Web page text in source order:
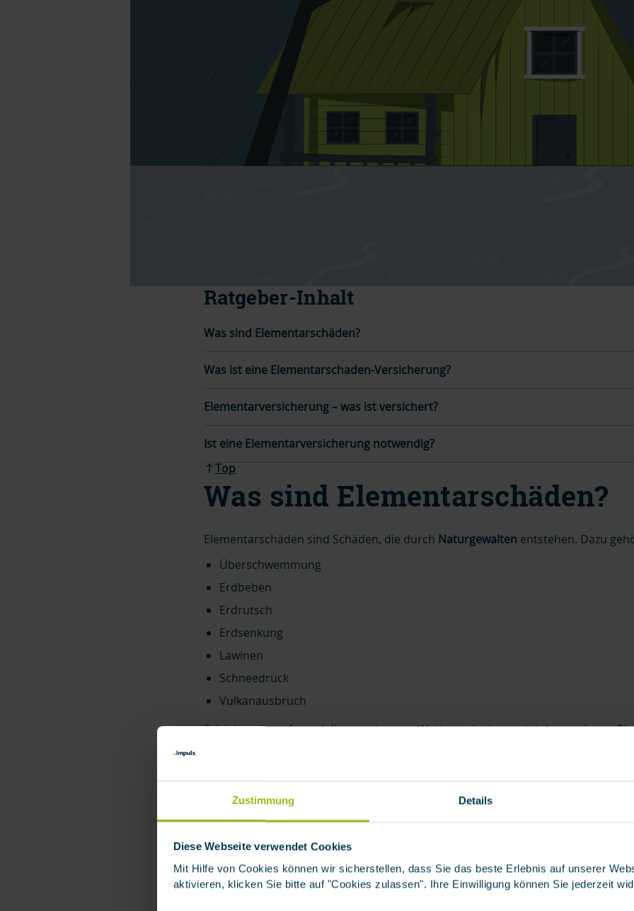
Zustimmung Details
Diese Webseite verwendet Cookies
Mit Hilfe von Cookies können wir sicherstellen, dass Sie das beste Erlebnis auf unserer
aktivieren, klicken Sie bitte auf "Cookies zulassen". Ihre Einwilligung können Sie jederzeit
Ratgeber-Inhalt
Was sind Elementarschäden?
Was ist eine Elementarschaden-Versicherung?
Elementarversicherung – was ist versichert?
Ist eine Elementarversicherung notwendig?
Top
Was sind Elementarschäden?
Elementarschäden sind Schäden, die durch Naturgewalten entstehen. Dazu
Überschwemmung
Erdbeben
Erdrutsch
Erdsenkung
Lawinen
Schneedruck
Vulkanausbruch
Schäden, die aufgrund dieser extremen Wetterereignisse entstehen, müssen
Naturgefahren" genannt) abdecken. Häufig auftretende Wetterphänomene wie
Blitzschlag sind über dieWohngebäudeversicherungundHausratversicherung
Versicherer präsentieren
Naturgefahren
DieKlimaschäden haben sich in Deutschland seit 1980 verfünffacht,